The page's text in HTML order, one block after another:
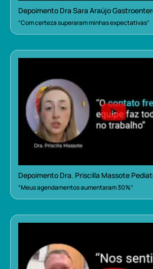
Depoimento Dra Sara Araújo
“Com certeza superaram minhas expectativas”
Depoimento Dra. Priscilla Massote
“Meus agendamentos aumentaram 30%”